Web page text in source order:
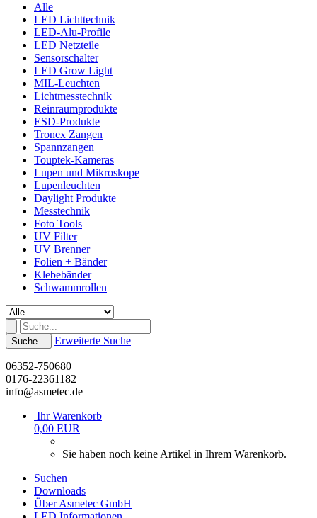
Alle
LED Lichttechnik
LED-Alu-Profile
LED Netzteile
Sensorschalter
LED Grow Light
MIL-Leuchten
Lichtmesstechnik
Reinraumprodukte
ESD-Produkte
Tronex Zangen
Spannzangen
Touptek-Kameras
Lupen und Mikroskope
Lupenleuchten
Daylight Produkte
Messtechnik
Foto Tools
UV Filter
UV Brenner
Folien + Bänder
Klebebänder
Schwammrollen
Suche... Erweiterte Suche
06352-750680
0176-22361182
info@asmetec.de
Ihr Warenkorb
0,00 EUR
Sie haben noch keine Artikel in Ihrem Warenkorb.
Suchen
Downloads
Über Asmetec GmbH